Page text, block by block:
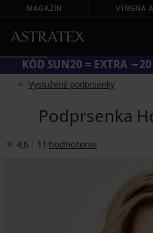
MAGAZÍN VÝMENA
KÓD SUN20 = EXTRA
Vystužené podprsenky
Podprsenka
4,6 11 hodnotenie